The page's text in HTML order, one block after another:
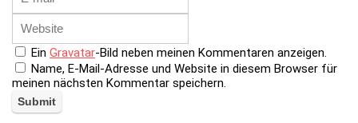
EinGravatar-Bild neben meinen Kommentaren anzeigen.
Name, E-Mail-Adresse und Website in diesem Browser für
meinen nächsten Kommentar speichern.